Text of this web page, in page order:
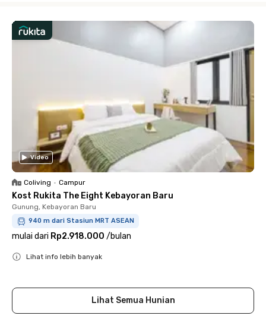
Video
Coliving • Campur
Kost Rukita The Eight Kebayoran Baru
Gunung, Kebayoran Baru
940 m dari Stasiun MRT ASEAN
mulai dari Rp2.918.000 /bulan
Lihat info lebih banyak
Lihat Semua Hunian